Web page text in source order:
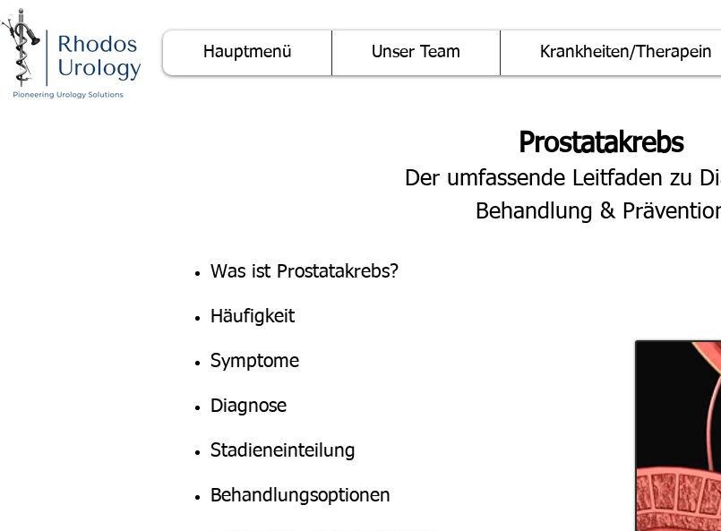
Hauptmenü Unser Team Krankheiten/Therapein
Prostatakrebs
Der umfassende Leitfaden zu
Behandlung &
Was ist Prostatakrebs?
Häufigkeit
Symptome
Diagnose
Stadieneinteilung
Behandlungsoptionen